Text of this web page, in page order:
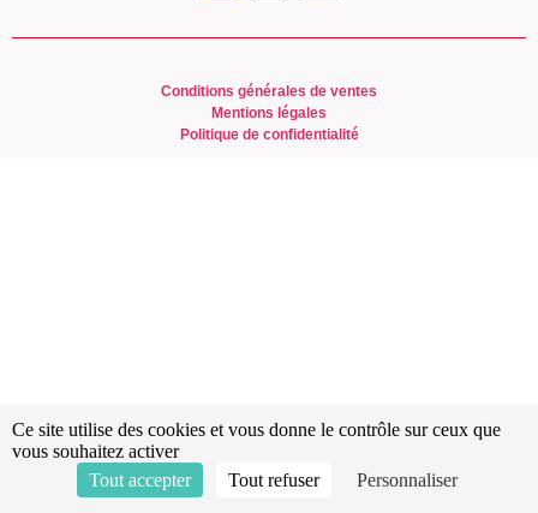
Conditions générales de ventes
Mentions légales
Politique de confidentialité
Ce site utilise des cookies et vous donne le contrôle sur ceux que
vous souhaitez activer
Tout accepter
Tout refuser Personnaliser